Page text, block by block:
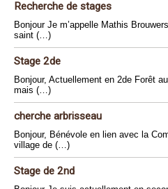
Recherche de stages
Bonjour Je m’appelle Mathis
saint (…)
Stage 2de
Bonjour, Actuellement en 2de Forêt
mais (…)
cherche arbrisseau
Bonjour, Bénévole en lien avec la
village de (…)
Stage de 2nd